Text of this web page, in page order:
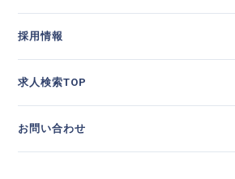
採用情報
求人検索TOP
お問い合わせ